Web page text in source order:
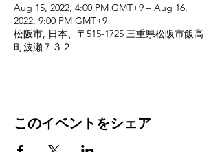
Aug 15, 2022, 4:00 PM GMT+9 – Aug 16,
2022, 9:00 PM GMT+9
松阪市, 日本、〒515-1725 三重県松阪市飯高
町波瀬７３２
このイベントをシェア